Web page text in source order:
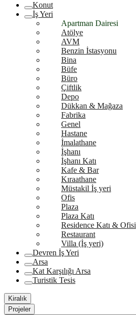
Konut
İş Yeri
Apartman Dairesi
Atölye
AVM
Benzin İstasyonu
Bina
Büfe
Büro
Çiftlik
Depo
Dükkan & Mağaza
Fabrika
Genel
Hastane
İmalathane
İşhanı
İşhanı Katı
Kafe & Bar
Kıraathane
Müstakil İş yeri
Ofis
Plaza
Plaza Katı
Residence Katı & Ofisi
Restaurant
Villa (İş yeri)
Devren İş Yeri
Arsa
Kat Karşılığı Arsa
Turistik Tesis
Kiralık
Projeler